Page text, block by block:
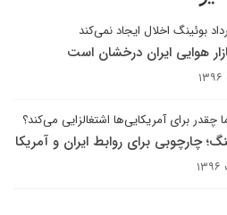
بوئینگ اخلال ایجاد نمی‌کند
هوایی ایران درخشان است
چقدر برای آمریکایی‌ها اشتغالزایی می‌کند؟
چارچوبی برای روابط ایران و آمریکا